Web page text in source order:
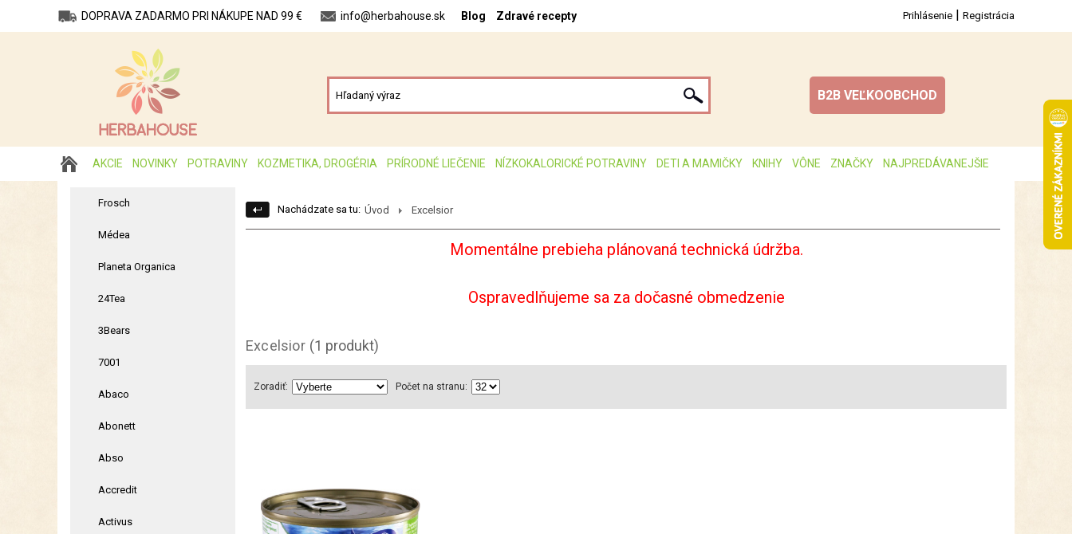
DOPRAVA ZADARMO PRI NÁKUPE NAD 99 € info@herbahouse.sk Blog Zdravé recepty Prihlásenie | Registrácia
B2B VEĽKOOBCHOD
AKCIE NOVINKY POTRAVINY KOZMETIKA, DROGÉRIA PRÍRODNÉ LIEČENIE NÍZKOKALORICKÉ POTRAVINY DETI A MAMIČKY KNIHY VÔNE ZNAČKY NAJPREDÁVANEJŠIE
Frosch
Médea
Planeta Organica
24Tea
3Bears
7001
Abaco
Abonett
Abso
Accredit
Activus
Nachádzate sa tu: Úvod Excelsior
Momentálne prebieha plánovaná technická údržba.
Ospravedlňujeme sa za dočasné obmedzenie
Excelsior (1 produkt)
Zoradiť: Počet na stranu: